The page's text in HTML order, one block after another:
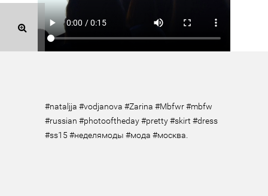
#nataljja #vodjanova #Zarina #Mbfwr #mbfw
#russian #photooftheday #pretty #skirt #dress
#ss15 #неделямоды #мода #москва.